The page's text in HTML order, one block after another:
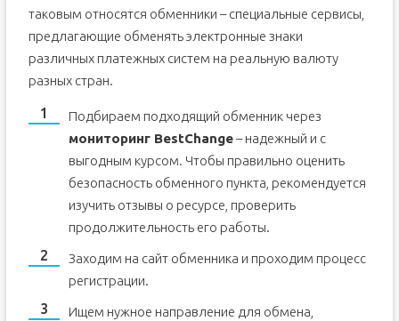
таковым относятся обменники – специальные сервисы,
предлагающие обменять электронные знаки
различных платежных систем на реальную валюту
разных стран.
Подбираем подходящий обменник через
мониторинг BestChange– надежный и с
выгодным курсом. Чтобы правильно оценить
безопасность обменного пункта, рекомендуется
изучить отзывы о ресурсе, проверить
продолжительность его работы.
Заходим на сайт обменника и проходим процесс
регистрации.
Ищем нужное направление для обмена,